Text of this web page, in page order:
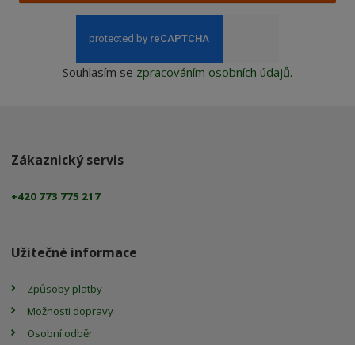
Souhlasím se zpracováním osobních údajů.
Zákaznický servis
+420 773 775 217
Užitečné informace
Způsoby platby
Možnosti dopravy
Osobní odběr